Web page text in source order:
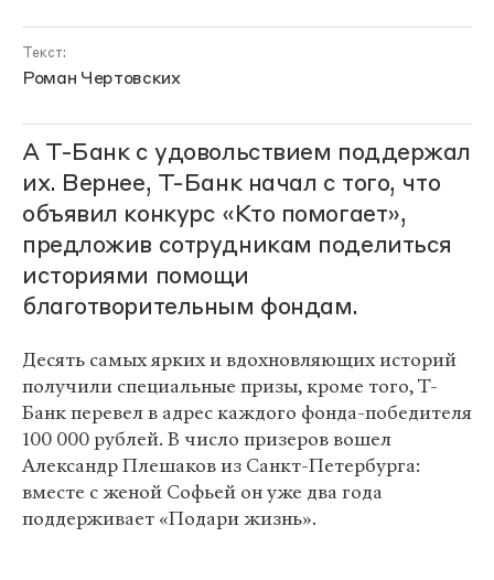
Текст:
Роман Чертовских
А Т-Банк с удовольствием поддержал
их. Вернее, Т-Банк начал с того, что
объявил конкурс «Кто помогает»,
предложив сотрудникам поделиться
историями помощи
благотворительным фондам.
Десять самых ярких и вдохновляющих историй
получили специальные призы, кроме того, Т-
Банк перевел в адрес каждого фонда-победителя
100 000 рублей. В число призеров вошел
Александр Плешаков из Санкт-Петербурга:
вместе с женой Софьей он уже два года
поддерживает «Подари жизнь».